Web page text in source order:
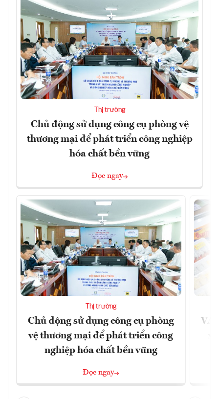
Thị trường
Chủ động sử dụng công cụ phòng vệ
thương mại để phát triển công nghiệp
hóa chất bền vững
Đọc ngay
Thị trường
Chủ động sử dụng công cụ phòng
vệ thương mại để phát triển công
nghiệp hóa chất bền vững
Đọc ngay